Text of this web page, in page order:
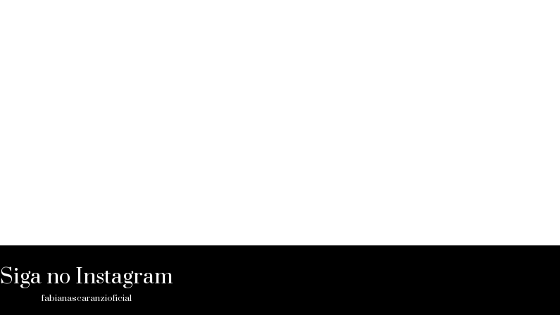
Siga no Instagram
fabianascaranzioficial